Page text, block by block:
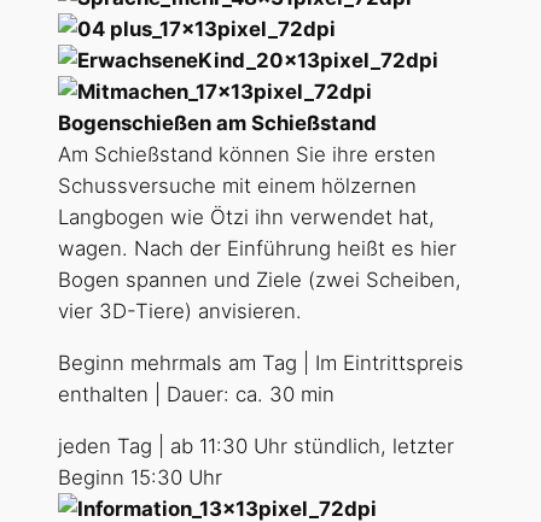
Bogenschießen am Schießstand
Am Schießstand können Sie ihre ersten
Schussversuche mit einem hölzernen
Langbogen wie Ötzi ihn verwendet hat,
wagen. Nach der Einführung heißt es hier
Bogen spannen und Ziele (zwei Scheiben,
vier 3D-Tiere) anvisieren.
Beginn mehrmals am Tag | Im Eintrittspreis
enthalten | Dauer: ca. 30 min
jeden Tag | ab 11:30 Uhr stündlich, letzter
Beginn 15:30 Uhr